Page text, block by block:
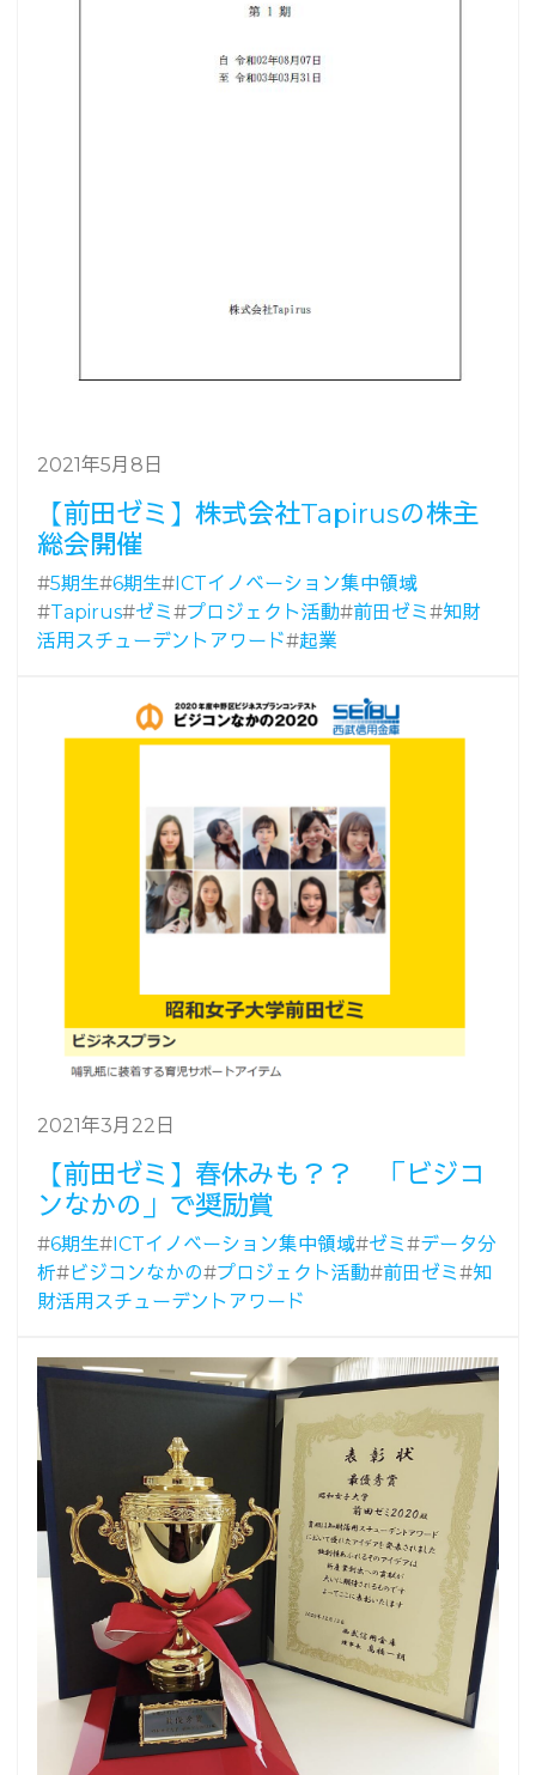
2021年5月8日
【前田ゼミ】株式会社Tapirusの株主
総会開催
#5期生#6期生#ICTイノベーション集中領域
#Tapirus#ゼミ#プロジェクト活動#前田ゼミ#知財
活用スチューデントアワード#起業
2021年3月22日
【前田ゼミ】春休みも？？ 「ビジコ
ンなかの」で奨励賞
#6期生#ICTイノベーション集中領域#ゼミ#データ分
析#ビジコンなかの#プロジェクト活動#前田ゼミ#知
財活用スチューデントアワード